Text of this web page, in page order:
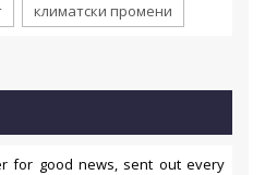
климатски промени
for good news, sent out every